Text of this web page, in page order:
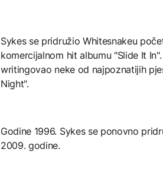
Sykes se pridružio Whitesnakeu
komercijalnom hit albumu "Slide It
writingovao neke od najpoznatijih
Night".
Godine 1996. Sykes se ponovno
2009. godine.